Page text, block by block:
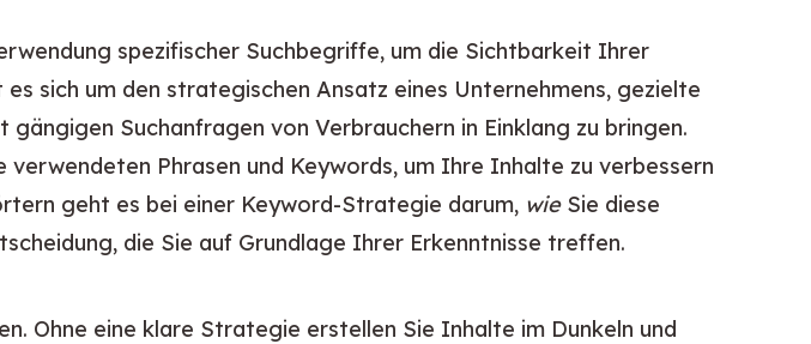
spezifischer Suchbegriffe, um die Sichtbarkeit Ihrer
sich um den strategischen Ansatz eines Unternehmens, gezielte
Suchanfragen von Verbrauchern in Einklang zu bringen.
Phrasen und Keywords, um Ihre Inhalte zu verbessern
geht es bei einer Keyword-Strategie darum, wie Sie diese
die Sie auf Grundlage Ihrer Erkenntnisse treffen.
Ohne eine klare Strategie erstellen Sie Inhalte im Dunkeln und